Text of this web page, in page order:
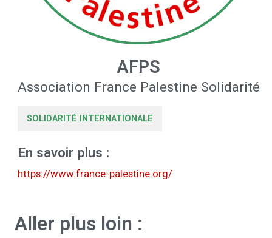
AFPS
Association France Palestine Solidarité
SOLIDARITÉ INTERNATIONALE
En savoir plus :
https://www.france-palestine.org/
Aller plus loin :